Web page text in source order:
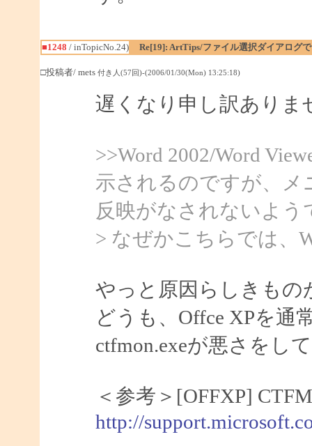
■1248 / inTopicNo.24) Re[19]: ArtTips/ファイル選択ダイアログ
□投稿者/ mets 付き人(57回)-(2006/01/30(Mon) 13:25:18)
遅くなり申し訳ありま
>>Word 2002/Word
示されるのですが、メ
反映がなされないよう
> なぜかこちらでは、
やっと原因らしきもの
どうも、Offce XPを通
ctfmon.exeが悪さをし
＜参考＞[OFFXP]
http://